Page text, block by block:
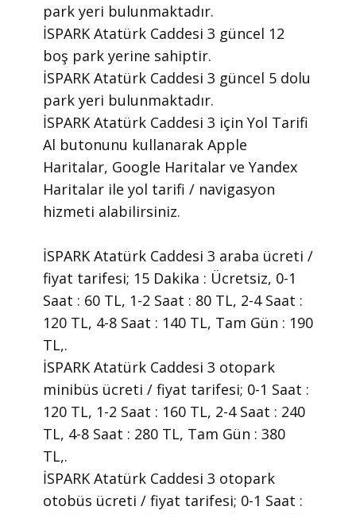
park yeri bulunmaktadır.
İSPARK Atatürk Caddesi 3 güncel 12
boş park yerine sahiptir.
İSPARK Atatürk Caddesi 3 güncel 5 dolu
park yeri bulunmaktadır.
İSPARK Atatürk Caddesi 3 için Yol Tarifi
Al butonunu kullanarak Apple
Haritalar, Google Haritalar ve Yandex
Haritalar ile yol tarifi / navigasyon
hizmeti alabilirsiniz.
İSPARK Atatürk Caddesi 3 araba ücreti /
fiyat tarifesi; 15 Dakika : Ücretsiz, 0-1
Saat : 60 TL, 1-2 Saat : 80 TL, 2-4 Saat :
120 TL, 4-8 Saat : 140 TL, Tam Gün : 190
TL,.
İSPARK Atatürk Caddesi 3 otopark
minibüs ücreti / fiyat tarifesi; 0-1 Saat :
120 TL, 1-2 Saat : 160 TL, 2-4 Saat : 240
TL, 4-8 Saat : 280 TL, Tam Gün : 380
TL,.
İSPARK Atatürk Caddesi 3 otopark
otobüs ücreti / fiyat tarifesi; 0-1 Saat :